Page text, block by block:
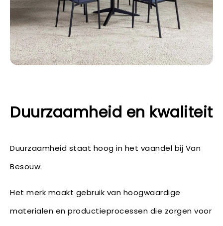
Duurzaamheid en kwaliteit
Duurzaamheid staat hoog in het vaandel bij Van
Besouw.
Het merk maakt gebruik van hoogwaardige
materialen en productieprocessen die zorgen voor